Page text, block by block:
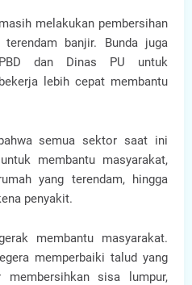
melakukan pembersihan
terendam banjir. Bunda juga
dan Dinas PU untuk
lebih cepat membantu
semua sektor saat ini
membantu masyarakat,
yang terendam, hingga
penyakit.
membantu masyarakat.
memperbaiki talud yang
membersihkan sisa lumpur,